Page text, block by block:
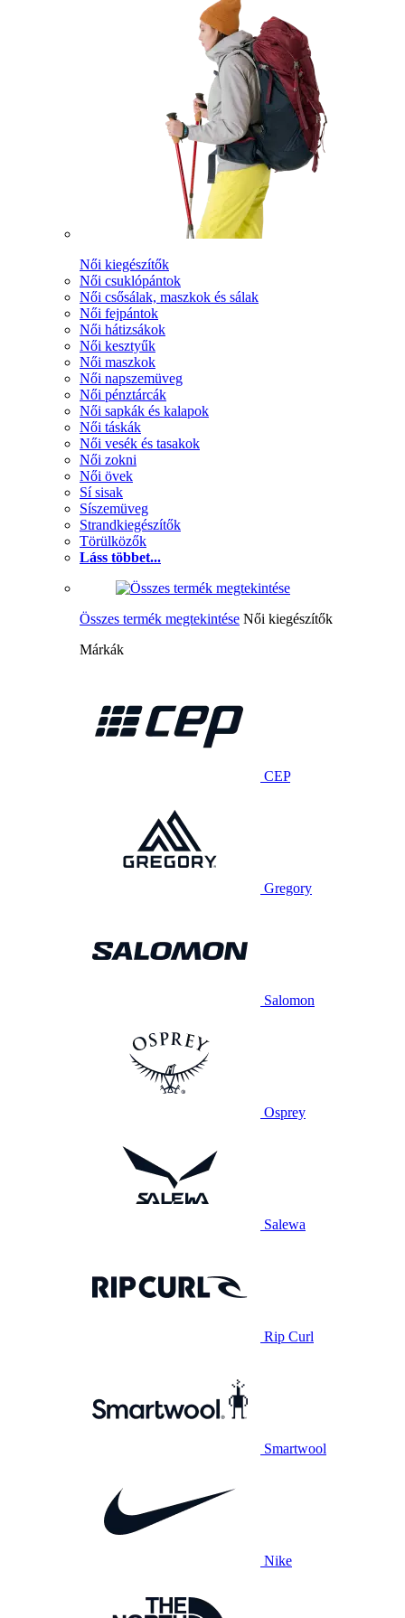
Női kiegészítők
Női csuklópántok
Női csősálak, maszkok és sálak
Női fejpántok
Női hátizsákok
Női kesztyűk
Női maszkok
Női napszemüveg
Női pénztárcák
Női sapkák és kalapok
Női táskák
Női vesék és tasakok
Női zokni
Női övek
Sí sisak
Síszemüveg
Strandkiegészítők
Törülközők
Láss többet...
Összes termék megtekintése Női kiegészítők
Márkák
CEP
Gregory
Salomon
Osprey
Salewa
Rip Curl
Smartwool
Nike